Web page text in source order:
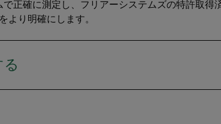
正確に測定し、フリアーシステムズの特許取得
より明確にします。